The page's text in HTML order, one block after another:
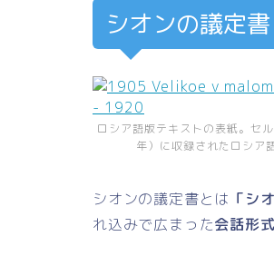
シオンの議定
ロシア語版テキストの表紙。セ
年）に収録されたロシア
シオンの議定書とは 「シ
れ込みで広まった会話形式